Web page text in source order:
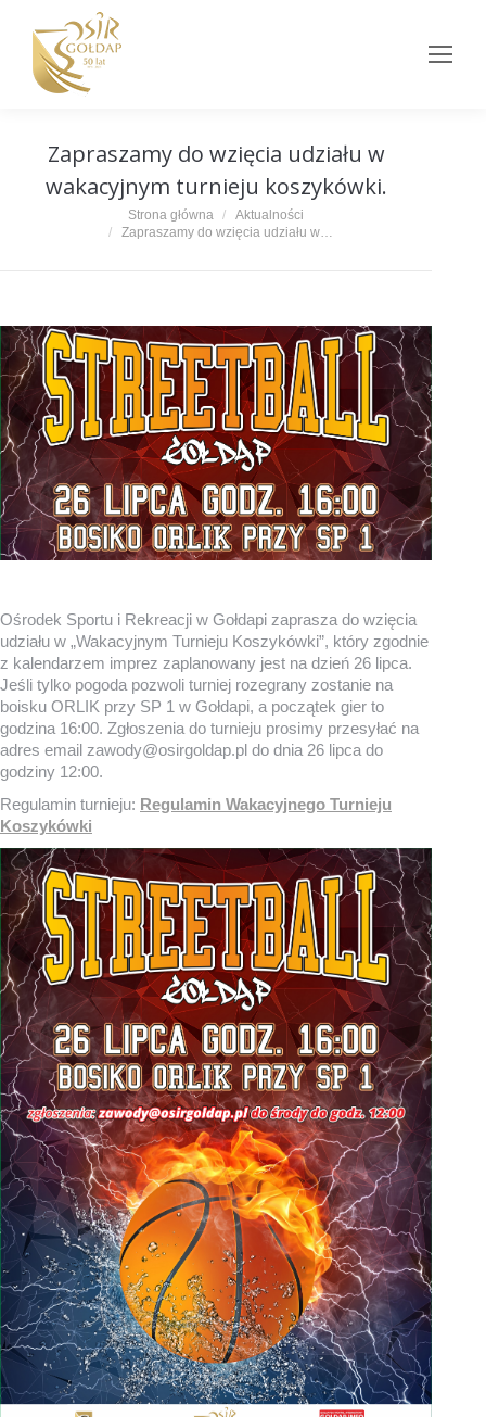
Zapraszamy do wzięcia udziału w
wakacyjnym turnieju koszykówki.
Strona główna
Aktualności
Zapraszamy do wzięcia udziału w…
Ośrodek Sportu i Rekreacji w Gołdapi zaprasza do wzięcia
udziału w „Wakacyjnym Turnieju Koszykówki”, który zgodnie
z kalendarzem imprez zaplanowany jest na dzień 26 lipca.
Jeśli tylko pogoda pozwoli turniej rozegrany zostanie na
boisku ORLIK przy SP 1 w Gołdapi, a początek gier to
godzina 16:00. Zgłoszenia do turnieju prosimy przesyłać na
adres email zawody@osirgoldap.pl do dnia 26 lipca do
godziny 12:00.
Regulamin turnieju: Regulamin Wakacyjnego Turnieju
Koszykówki